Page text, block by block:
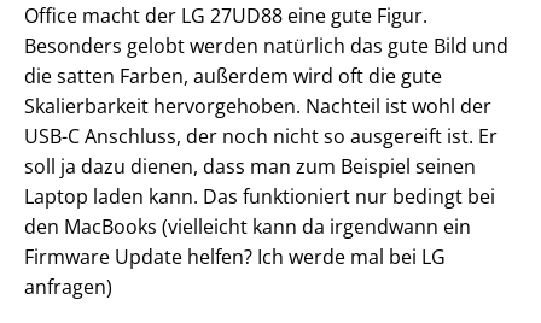
Office macht der LG 27UD88 eine gute Figur.
Besonders gelobt werden natürlich das gute Bild und
die satten Farben, außerdem wird oft die gute
Skalierbarkeit hervorgehoben. Nachteil ist wohl der
USB-C Anschluss, der noch nicht so ausgereift ist. Er
soll ja dazu dienen, dass man zum Beispiel seinen
Laptop laden kann. Das funktioniert nur bedingt bei
den MacBooks (vielleicht kann da irgendwann ein
Firmware Update helfen? Ich werde mal bei LG
anfragen)